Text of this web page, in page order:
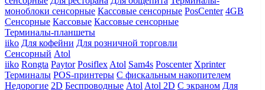
моноблоки сенсорные Кассовые сенсорные PosCenter 4GB
Сенсорные Кассовые Кассовые сенсорные
Терминалы-планшеты
iiko Для кофейни Для розничной торговли
Сенсорный Atol
iiko Rongta Paytor Posiflex Atol Sam4s Poscenter Xprinter
Терминалы POS-принтеры С фискальным накопителем
Недорогие 2D Беспроводные Atol Atol 2D С экраном Для